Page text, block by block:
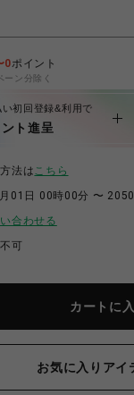
0ポイント
ン分除く
初回登録&利用で
ト進呈
法はこちら
01日 00時00分 〜
合わせる
可
カートに
お気に入りアイ